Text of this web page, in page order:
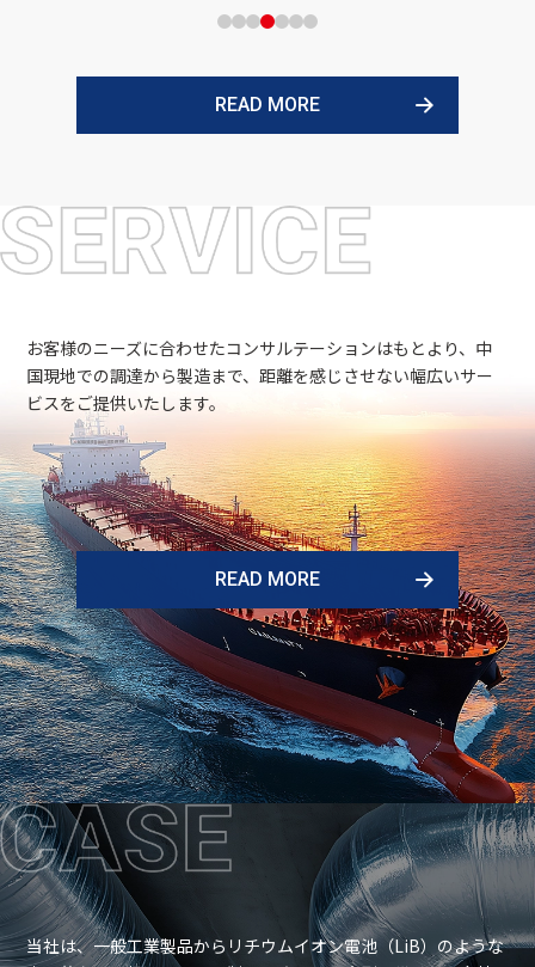
READ MORE
お客様のニーズに合わせたコンサルテーションはもとより、中
国現地での調達から製造まで、距離を感じさせない幅広いサー
ビスをご提供いたします。
READ MORE
当社は、⼀般⼯業製品からリチウムイオン電池（LiB）のような